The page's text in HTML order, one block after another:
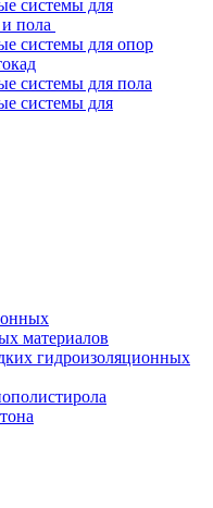
системы для
пола
системы для опор
системы для пола
системы для
материалов
гидроизоляционных